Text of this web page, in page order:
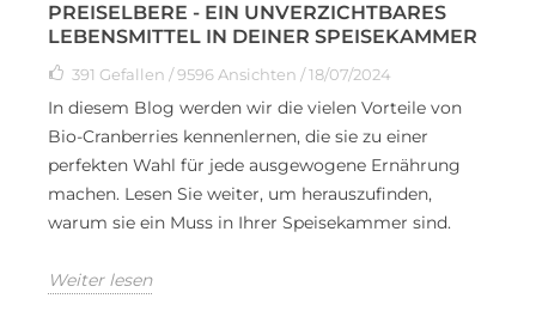
PREISELBERE - EIN UNVERZICHTBARES
LEBENSMITTEL IN DEINER SPEISEKAMMER
391 Gefallen / 9596 Ansichten / 18/07/2024
In diesem Blog werden wir die vielen Vorteile von
Bio-Cranberries kennenlernen, die sie zu einer
perfekten Wahl für jede ausgewogene Ernährung
machen. Lesen Sie weiter, um herauszufinden,
warum sie ein Muss in Ihrer Speisekammer sind.
Weiter lesen